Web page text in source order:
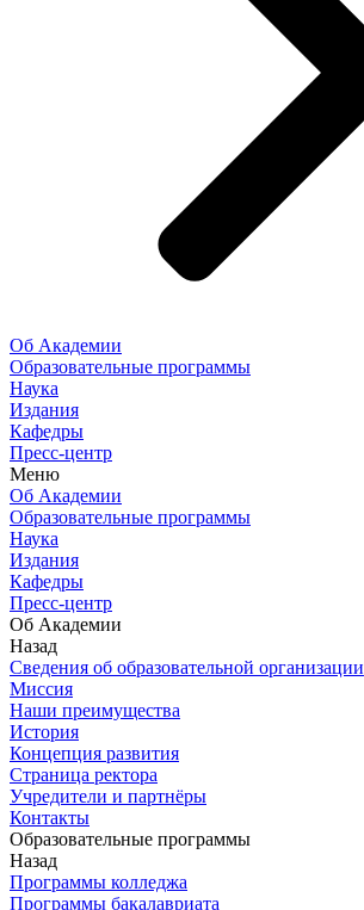
Об Академии
Образовательные программы
Наука
Издания
Кафедры
Пресс-центр
Меню
Об Академии
Образовательные программы
Наука
Издания
Кафедры
Пресс-центр
Об Академии
Назад
Сведения об образовательной организации
Миссия
Наши преимущества
История
Концепция развития
Страница ректора
Учредители и партнёры
Контакты
Образовательные программы
Назад
Программы колледжа
Программы бакалавриата